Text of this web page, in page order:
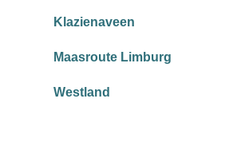
Klazienaveen
Maasroute Limburg
Westland